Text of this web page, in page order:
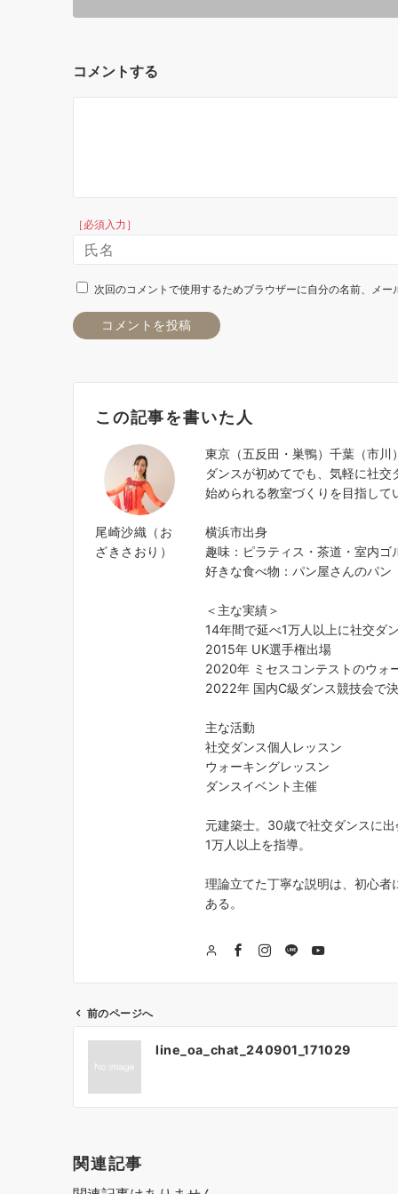
コメントする
［必須入力］
次回のコメントで使用するためブラウザーに自分の名前、メー
この記事を書いた人
尾崎沙織（お
ざきさおり）
東京（五反田・巣鴨）千葉（市川
ダンスが初めてでも、気軽に社交
始められる教室づくりを目指して
横浜市出身
趣味：ピラティス・茶道・室内ゴ
好きな食べ物：パン屋さんのパン
＜主な実績＞
14年間で延べ1万人以上に社交ダ
2015年 UK選手権出場
2020年 ミセスコンテストのウォ
2022年 国内C級ダンス競技会で
主な活動
社交ダンス個人レッスン
ウォーキングレッスン
ダンスイベント主催
元建築士。30歳で社交ダンスに
1万人以上を指導。
理論立てた丁寧な説明は、初心
ある。
投
ナ
ゲ
前のページへ
line_oa_chat_240901_171029
関連記事